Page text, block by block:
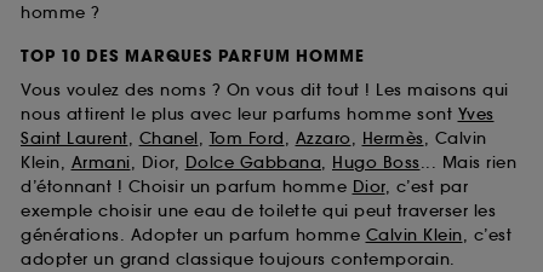
homme ?
TOP 10 DES MARQUES PARFUM HOMME
Vous voulez des noms ? On vous dit tout ! Les maisons qui
nous attirent le plus avec leur parfums homme sont Yves
Saint Laurent, Chanel, Tom Ford, Azzaro, Hermès, Calvin
Klein, Armani, Dior, Dolce Gabbana, Hugo Boss... Mais rien
d’étonnant ! Choisir un parfum homme Dior, c’est par
exemple choisir une eau de toilette qui peut traverser les
générations. Adopter un parfum homme Calvin Klein, c’est
adopter un grand classique toujours contemporain.